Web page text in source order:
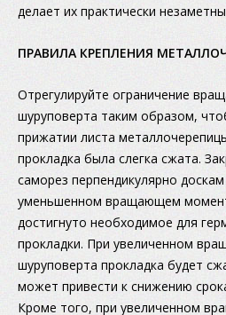
делает их практически
ПРАВИЛА КРЕПЛЕНИЯ
Отрегулируйте ограничение
шуруповерта таким образом,
прижатии листа
прокладка была слегка сжата.
саморез перпендикулярно
уменьшенном вращающем
достигнуто необходимое для
прокладки. При увеличенном
шуруповерта прокладка будет
может привести к снижению
Кроме того, при увеличенном